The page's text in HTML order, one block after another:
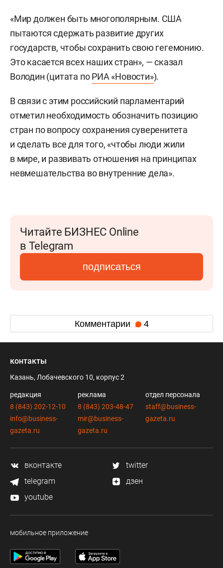
«Мир должен быть многополярным. США
пытаются сдержать развитие других
государств, чтобы сохранить свою гегемонию.
Это касается всех наших стран», — сказал
Володин (цитата поРИА «Новости»).
В связи с этим российский парламентарий
отметил необходимость обозначить позицию
стран по вопросу сохранения суверенитета
и сделать все для того, «чтобы люди жили
в мире, и развивать отношения на принципах
невмешательства во внутренние дела».
Читайте БИЗНЕС Online
в Telegram
подписаться
Комментарии 4
контакты
Казань, Лобачевского 10, корпус 2
редакция
8 (843) 202-12-10
info@business-
gazeta.ru
реклама
8 (843) 203-48-47
mir@business-
gazeta.ru
отдел персонала
staff@business-
gazeta.ru
вконтакте
twitter
telegram
дзен
youtube
мобильное приложение